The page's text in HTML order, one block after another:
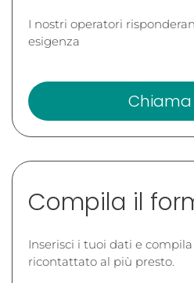
I nostri operatori
esigenza
Compila il
Inserisci i tuoi dati e
ricontattato al più presto.